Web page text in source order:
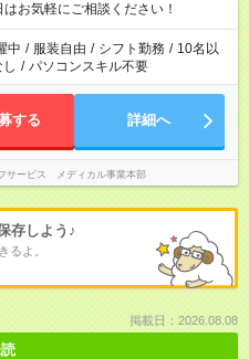
お気軽にご相談ください！
中 / 服装自由 / シフト勤務 / 10名以
/ パソコンスキル不要
する 詳細へ
サービス メディカル事業本部
存しよう♪
るよ。
掲載日：2026.08.08